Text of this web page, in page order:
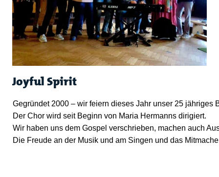
Joyful Spirit
Gegründet 2000 – wir feiern dieses Jahr unser 25 jähriges
Der Chor wird seit Beginn von Maria Hermanns dirigiert.
Wir haben uns dem Gospel verschrieben, machen auch
Die Freude an der Musik und am Singen und das